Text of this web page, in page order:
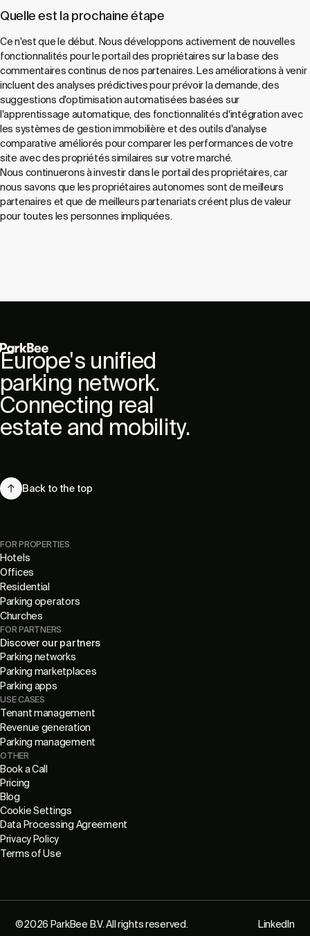
Quelle est la prochaine étape
Ce n'est que le début. Nous développons activement de nouvelles
fonctionnalités pour le portail des propriétaires sur la base des
commentaires continus de nos partenaires. Les améliorations à venir
incluent des analyses prédictives pour prévoir la demande, des
suggestions d'optimisation automatisées basées sur
l'apprentissage automatique, des fonctionnalités d'intégration avec
les systèmes de gestion immobilière et des outils d'analyse
comparative améliorés pour comparer les performances de votre
site avec des propriétés similaires sur votre marché.
Nous continuerons à investir dans le portail des propriétaires, car
nous savons que les propriétaires autonomes sont de meilleurs
partenaires et que de meilleurs partenariats créent plus de valeur
pour toutes les personnes impliquées.
Europe's unified
parking network.
Connecting real
estate and mobility.
Back to the top
FOR PROPERTIES
Hotels
Offices
Residential
Parking operators
Churches
FOR PARTNERS
Discover our partners
Parking networks
Parking marketplaces
Parking apps
USE CASES
Tenant management
Revenue generation
Parking management
OTHER
Book a Call
Pricing
Blog
Cookie Settings
Data Processing Agreement
Privacy Policy
Terms of Use
©2026 ParkBee B.V. All rights reserved. LinkedIn